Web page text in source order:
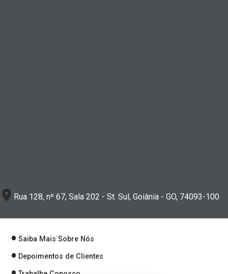
Rua 128, nº 67, Sala 202 - St. Sul, Goiânia - GO, 74093-100
Saiba Mais Sobre Nós
Depoimentos de Clientes